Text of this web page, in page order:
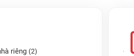
riêng (2)